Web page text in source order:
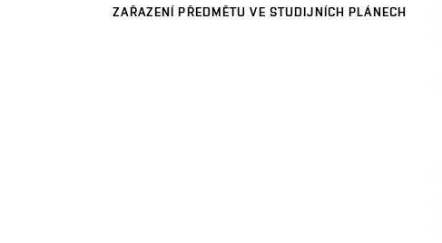
ZAŘAZENÍ PŘEDMĚTU VE STUDIJNÍCH PLÁNECH